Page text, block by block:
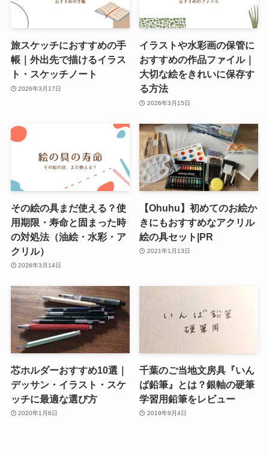
旅スケッチにおすすめの手
帳｜外出先で描けるイラス
ト・スケッチノート
2026年3月17日
イラストや水彩画の保管に
おすすめの作品ファイル｜
大切な絵をきれいに保存す
る方法
2026年3月15日
その絵の具まだ使える？使
用期限・寿命と固まった時
の対処法（油絵・水彩・ア
クリル）
2026年3月14日
【Ohuhu】初めてのお絵か
きにもおすすめなアクリル
絵の具セット|PR
2021年1月13日
芯ホルダーおすすめ10選｜
デッサン・イラスト・スケ
ッチに最適な選び方
2020年1月6日
千葉のご当地文房具『いん
ば鉛筆』とは？銀軸の硬筆
学習用鉛筆をレビュー
2019年9月4日